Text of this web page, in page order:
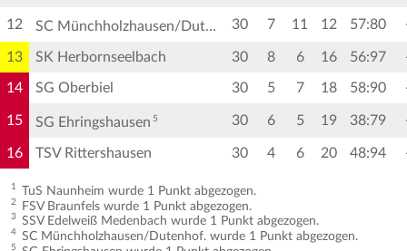
12 SC Münchholzhausen/Dutenhof. 30 7 11 12 57:80
13 SK Herbornseelbach 30 8 6 16 56:97
14 SG Oberbiel 30 5 7 18 58:90
15 SG Ehringshausen 5 30 6 5 19 38:79
16 TSV Rittershausen 30 4 6 20 48:94
1 TuS Naunheim wurde 1 Punkt abgezogen.
2 FSV Braunfels wurde 1 Punkt abgezogen.
3 SSV Edelweiß Medenbach wurde 1 Punkt abgezogen.
4 SC Münchholzhausen/Dutenhof. wurde 1 Punkt abgezogen.
5